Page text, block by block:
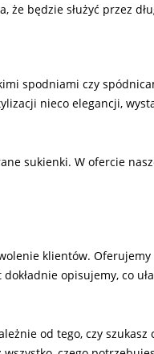
że będzie służyć przez
spodniami czy
nieco elegancji,
sukienki. W ofercie
klientów.
opisujemy, co
od tego, czy szukasz